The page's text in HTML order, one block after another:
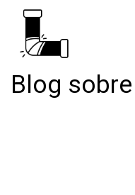
Blog